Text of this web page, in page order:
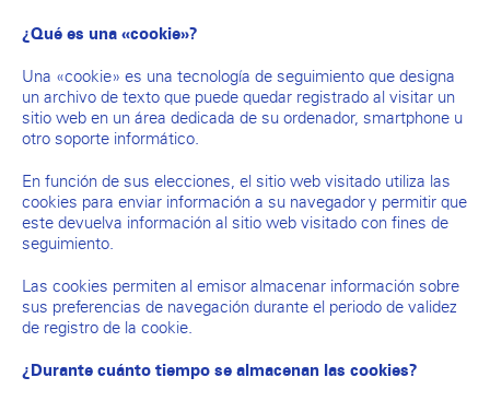
¿Qué es una «cookie»?
Una «cookie» es una tecnología de seguimiento que designa
un archivo de texto que puede quedar registrado al visitar un
sitio web en un área dedicada de su ordenador, smartphone u
otro soporte informático.
En función de sus elecciones, el sitio web visitado utiliza las
cookies para enviar información a su navegador y permitir que
este devuelva información al sitio web visitado con fines de
seguimiento.
Las cookies permiten al emisor almacenar información sobre
sus preferencias de navegación durante el periodo de validez
de registro de la cookie.
¿Durante cuánto tiempo se almacenan las cookies?